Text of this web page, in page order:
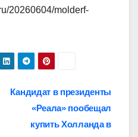
20260604/molderf-
Кандидат в президенты
«Реала» пообещал
купить Холланда в